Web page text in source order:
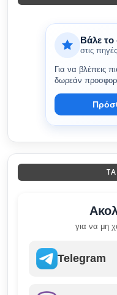
Βάλε
στις
Για να βλέπεις
δωρεάν
ΤΑ
για να μη
Telegram